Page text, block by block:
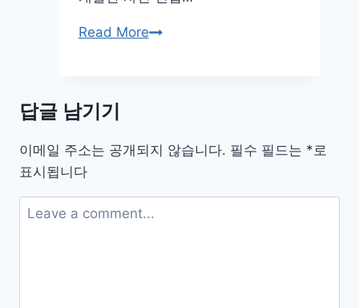
Read More포
전
답글 남기기
이메일 주소는 공개되지 않습니다. 필수 필드는 * 로
표시됩니다